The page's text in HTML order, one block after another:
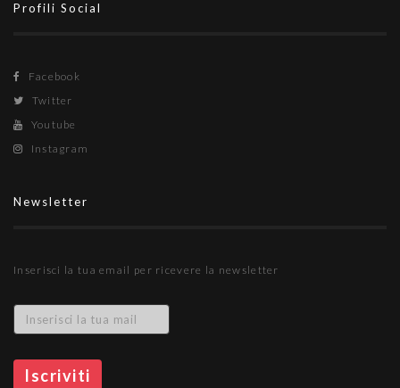
Profili Social
Facebook
Twitter
Youtube
Instagram
Newsletter
Inserisci la tua email per ricevere la newsletter